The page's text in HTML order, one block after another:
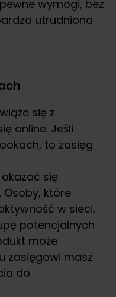
wymogi, bez
utrudniona
się z
online. Jeśli
to zasięg
się
które
w sieci,
potencjalnych
może
zasięgowi masz
do